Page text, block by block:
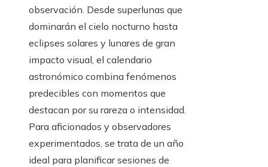
observación. Desde superlunas que
dominarán el cielo nocturno hasta
eclipses solares y lunares de gran
impacto visual, el calendario
astronómico combina fenómenos
predecibles con momentos que
destacan por su rareza o intensidad.
Para aficionados y observadores
experimentados, se trata de un año
ideal para planificar sesiones de